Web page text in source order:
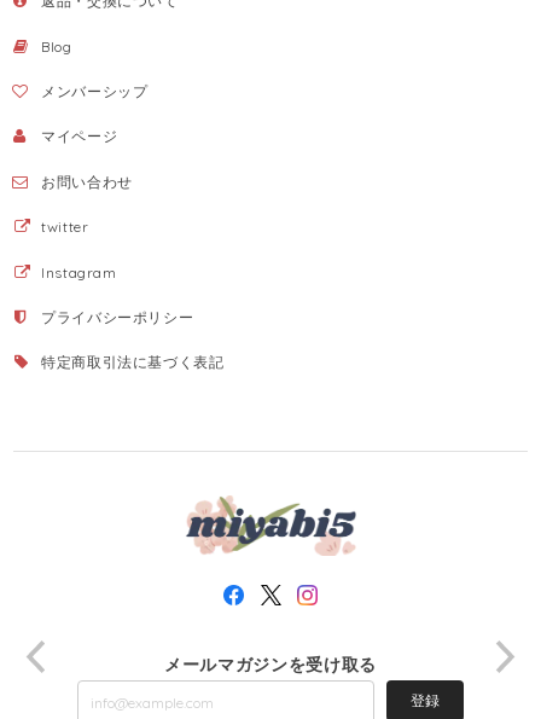
Blog
メンバーシップ
マイページ
お問い合わせ
twitter
Instagram
プライバシーポリシー
特定商取引法に基づく表記
メールマガジンを受け取る
登録